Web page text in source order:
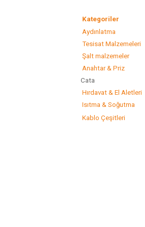
Kategoriler
Aydınlatma
Tesisat Malzemeleri
Şalt malzemeler
Anahtar & Priz
Cata
Hırdavat & El Aletleri
Isıtma & Soğutma
Kablo Çeşitleri